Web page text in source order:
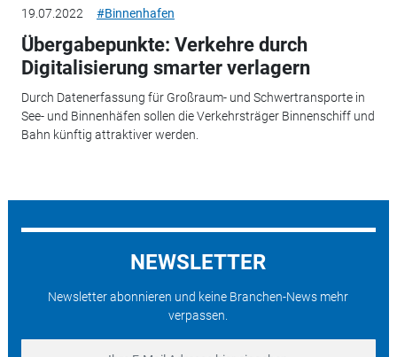
19.07.2022 #Binnenhafen
Übergabepunkte: Verkehre durch
Digitalisierung smarter verlagern
Durch Datenerfassung für Großraum- und Schwertransporte in
See- und Binnenhäfen sollen die Verkehrsträger Binnenschiff und
Bahn künftig attraktiver werden.
NEWSLETTER
Newsletter abonnieren und keine Branchen-News mehr
verpassen.